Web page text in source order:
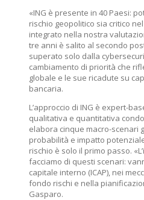
«ING è presente in 40 Paesi:
rischio geopolitico sia critico
integrato nella nostra
tre anni è salito al secondo
superato solo dalla
cambiamento di priorità che
globale e le sue ricadute su
bancaria.
L’approccio di ING è expert-
qualitativa e quantitativa
elabora cinque macro-scenari
probabilità e impatto
rischio è solo il primo passo.
facciamo di questi scenari:
capitale interno (ICAP), nei
fondo rischi e nella
Gasparo.